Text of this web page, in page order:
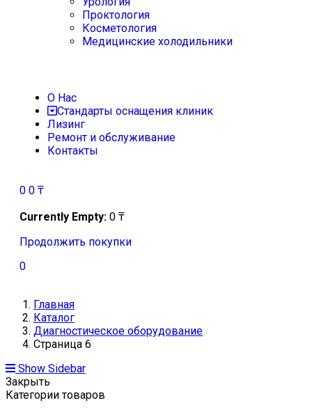
Проктология
Косметология
Медицинские холодильники
О Нас
Стандарты оснащения клиник
Лизинг
Ремонт и обслуживание
Контакты
0 0 ₸
Currently Empty: 0 ₸
Продолжить покупки
0
Главная
Каталог
Диагностическое оборудование
Страница 6
Show Sidebar
Закрыть
Категории товаров